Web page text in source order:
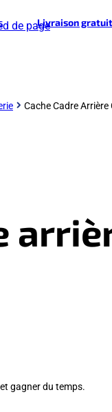
de pageLivraison
Cache Cadre Arrière
gagner du temps.